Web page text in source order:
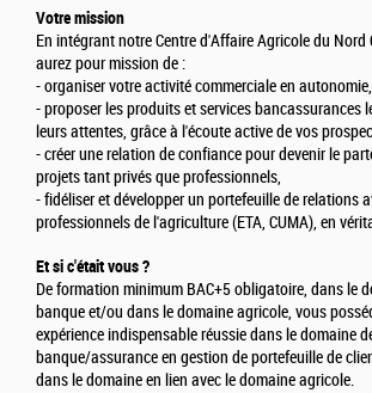
Votre mission
En intégrant notre Centre d'Affaire Agricole du Nord
aurez pour mission de :
- organiser votre activité commerciale en autonomie,
- proposer les produits et services bancassurances
leurs attentes, grâce à l'écoute active de vos
- créer une relation de confiance pour devenir le
projets tant privés que professionnels,
- fidéliser et développer un portefeuille de relations
professionnels de l'agriculture (ETA, CUMA), en
Et si c'était vous ?
De formation minimum BAC+5 obligatoire, dans le
banque et/ou dans le domaine agricole, vous
expérience indispensable réussie dans le domaine
banque/assurance en gestion de portefeuille de
dans le domaine en lien avec le domaine agricole.